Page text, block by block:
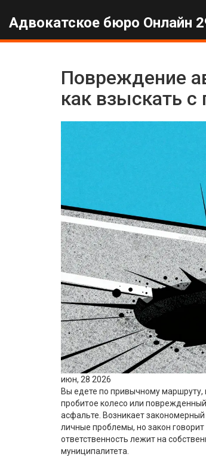
Адвокатское бюро Онлайн
Повреждение
как взыскать с
июн, 28 2026
Вы едете по привычному
пробитое колесо или
асфальте. Возникает
личные проблемы, но закон
ответственность лежит на
муниципалитета.